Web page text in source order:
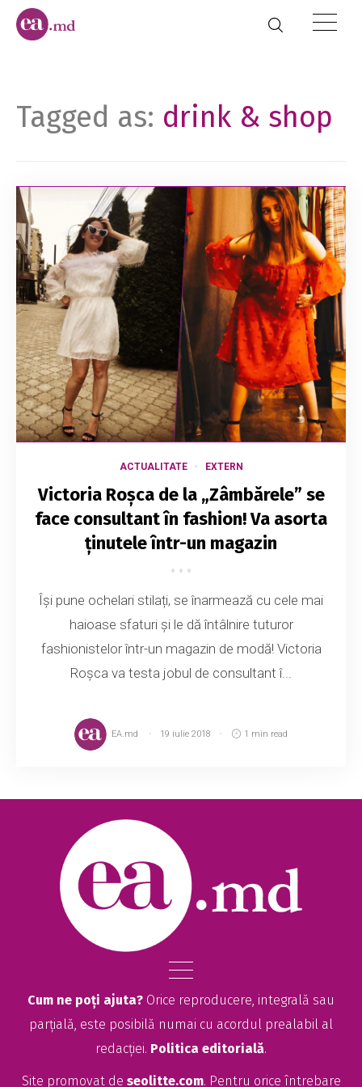
Tagged as: drink & shop
ACTUALITATE EXTERN
Victoria Roșca de la „Zâmbărele” se
face consultant în fashion! Va asorta
ținutele într-un magazin
Își pune ochelari stilați, se înarmează cu cele mai
haioase sfaturi și le dă întâlnire tuturor
fashionistelor într-un magazin de modă! Victoria
Roșca va testa jobul de consultant î...
EA.md 19 iulie 2018 1 min read
Cum ne poți ajuta? Orice reproducere, integrală sau
parțială, este posibilă numai cu acordul prealabil al
redacției. Politica editorială.
Site promovat de seolitte.com. Pentru orice întrebare